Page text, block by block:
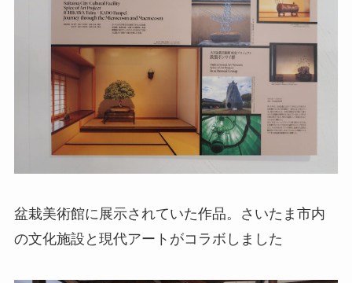
盆栽美術館に展示されていた作品。さいたま市内
の文化施設と現代アートがコラボしました